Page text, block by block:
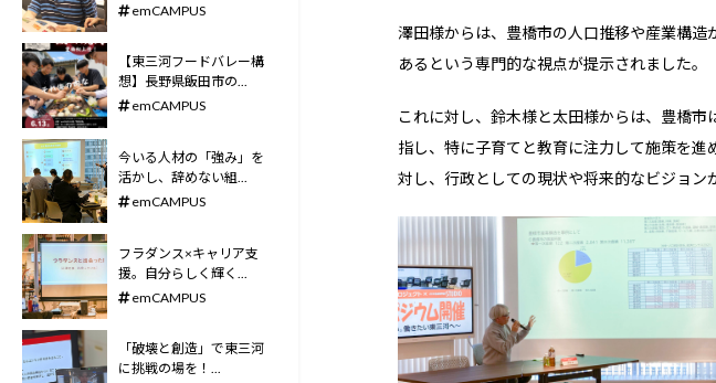
emCAMPUS
【東三河フードバレー構
想】長野県飯田市の...
emCAMPUS
今いる人材の「強み」を
活かし、辞めない組...
emCAMPUS
フラダンス×キャリア支
援。自分らしく輝く...
emCAMPUS
「破壊と創造」で東三河
に挑戦の場を！――...
澤田様からは、豊橋市の人口推移や産業構
あるという専門的な視点が提示されました。
これに対し、鈴木様と太田様からは、豊橋
指し、特に子育てと教育に注力して施策を
対し、行政としての現状や将来的なビジョン